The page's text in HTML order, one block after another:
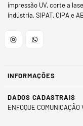
impressão UV, corte a
indústria, SIPAT, CIPA e
InstagramWhatsapp
INFORMAÇÕES
DADOS CADASTRAIS
ENFOQUE